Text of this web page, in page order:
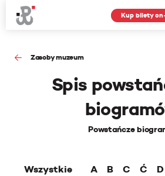
Kup bilety
Zasoby muzeum
Spis
Powstańcze
Wszystkie A B C Ć D